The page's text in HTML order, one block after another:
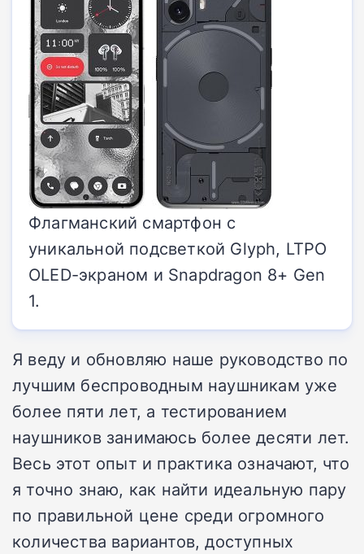
Флагманский смартфон с
уникальной подсветкой Glyph, LTPO
OLED-экраном и Snapdragon 8+ Gen
1.
Я веду и обновляю наше руководство по
лучшим беспроводным наушникам уже
более пяти лет, а тестированием
наушников занимаюсь более десяти лет.
Весь этот опыт и практика означают, что
я точно знаю, как найти идеальную пару
по правильной цене среди огромного
количества вариантов, доступных